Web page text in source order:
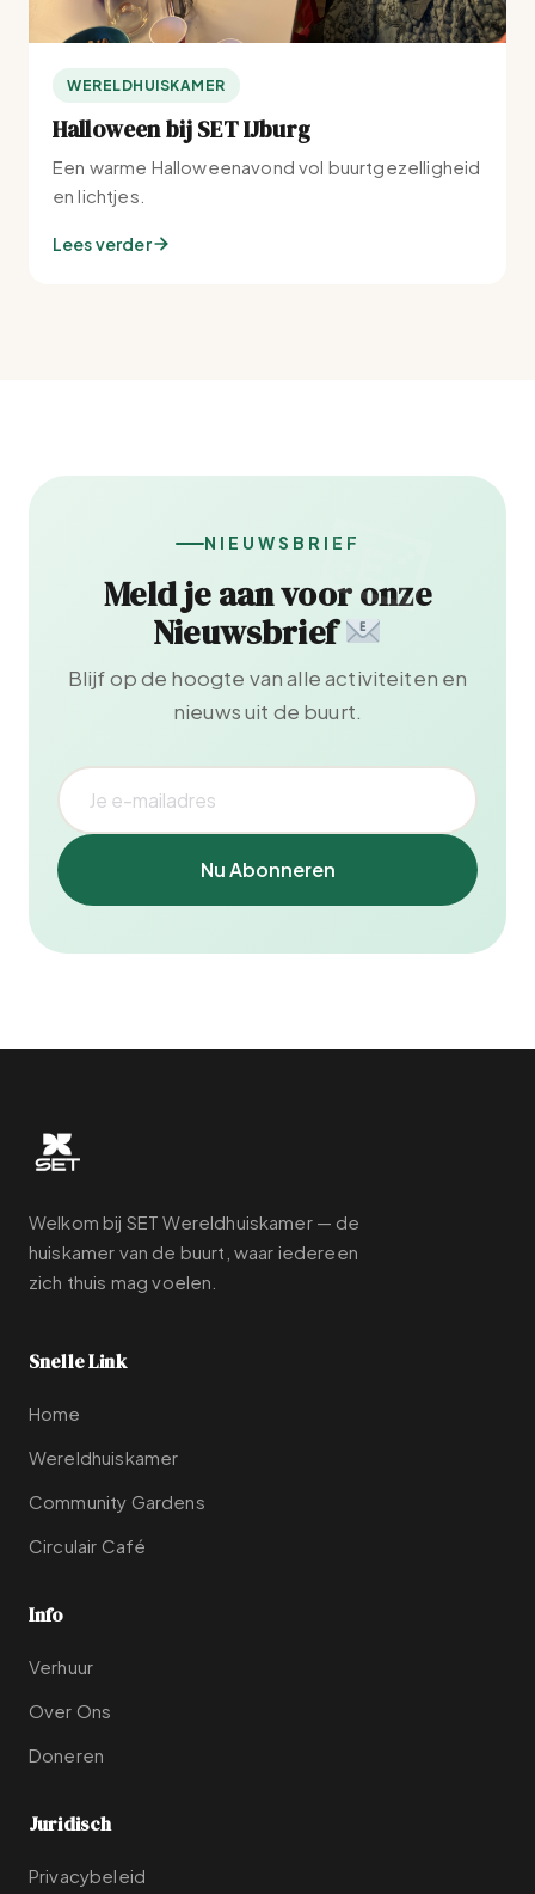
WERELDHUISKAMER
Halloween bij SET IJburg
Een warme Halloweenavond vol buurtgezelligheid
en lichtjes.
Lees verder
NIEUWSBRIEF
Meld je aan voor onze
Nieuwsbrief
Blijf op de hoogte van alle activiteiten en
nieuws uit de buurt.
Nu Abonneren
Welkom bij SET Wereldhuiskamer — de
huiskamer van de buurt, waar iedereen
zich thuis mag voelen.
Snelle Link
Home
Wereldhuiskamer
Community Gardens
Circulair Café
Info
Verhuur
Over Ons
Doneren
Juridisch
Privacybeleid